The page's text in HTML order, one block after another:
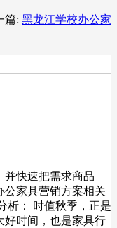
篇: 黑龙江学校办公家
并快速把需求商品
公家具营销方案相关
析： 时值秋季，正是
好时间，也是家具行